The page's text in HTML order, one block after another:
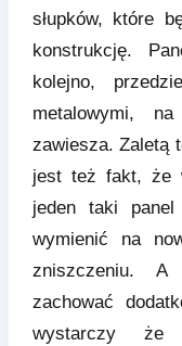
słupków, które
konstrukcję.
kolejno,
metalowymi,
zawiesza. Zaletą
jest też fakt, że
jeden taki
wymienić na
zniszczeniu.
zachować
wystarczy że